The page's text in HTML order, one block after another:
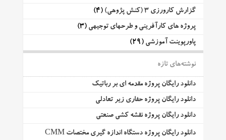
گزارش کارورزی 3 (کنش پژوهی)
(4)
پروژه های کارآفرینی و طرحهای توجیهی (3)
پاورپوینت آموزشی (29)
نوشته‌های تازه
دانلود رایگان پروژه مقدمه ای بر رباتیک
دانلود رایگان پروژه حفاری زیر تعادلی
دانلود رایگان پروژه نقشه کشی صنعتی
دانلود رایگان پروژه دستگاه اندازه گیری مختصات CMM